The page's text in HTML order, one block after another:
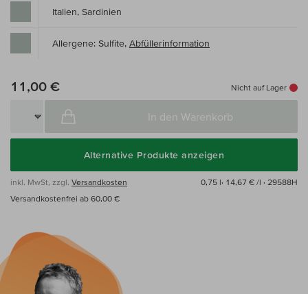
Italien, Sardinien
Allergene: Sulfite, Abfüllerinformation
11,00 € Nicht auf Lager
In den Warenkorb
Alternative Produkte anzeigen
inkl. MwSt, zzgl. Versandkosten 0,75 l· 14,67 € /l · 29588H
Versandkostenfrei ab 60,00 €